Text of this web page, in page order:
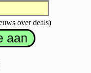
over deals)